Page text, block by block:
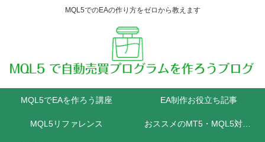
MQL5でのEAの作り方をゼロから教えます
MQL5でEAを作ろう講座 EA制作お役立ち記事
MQL5リファレンス おススメのMT5・MQL5対応FX業者